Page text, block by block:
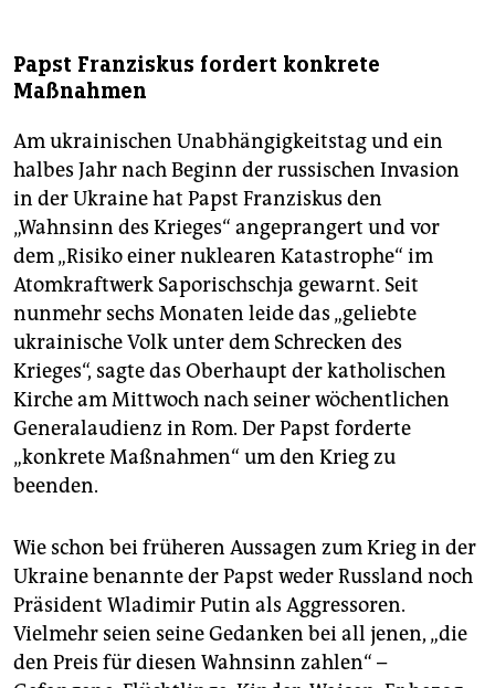
Papst Franziskus fordert konkrete
Maßnahmen
Am ukrainischen Unabhängigkeitstag und ein
halbes Jahr nach Beginn der russischen Invasion
in der Ukraine hat Papst Franziskus den
„Wahnsinn des Krieges“ angeprangert und vor
dem „Risiko einer nuklearen Katastrophe“ im
Atomkraftwerk Saporischschja gewarnt. Seit
nunmehr sechs Monaten leide das „geliebte
ukrainische Volk unter dem Schrecken des
Krieges“, sagte das Oberhaupt der katholischen
Kirche am Mittwoch nach seiner wöchentlichen
Generalaudienz in Rom. Der Papst forderte
„konkrete Maßnahmen“ um den Krieg zu
beenden.
Wie schon bei früheren Aussagen zum Krieg in der
Ukraine benannte der Papst weder Russland noch
Präsident Wladimir Putin als Aggressoren.
Vielmehr seien seine Gedanken bei all jenen, „die
den Preis für diesen Wahnsinn zahlen“ –